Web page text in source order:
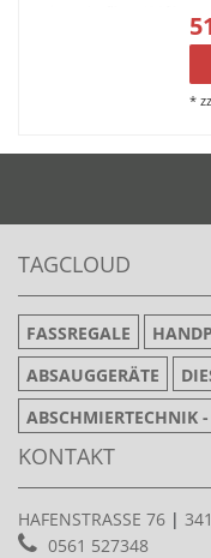
*
TAGCLOUD
FASSREGALE
ABSAUGGERÄTE
ABSCHMIERTECHNIK
KONTAKT
HAFENSTRASSE 76 |
0561 527348